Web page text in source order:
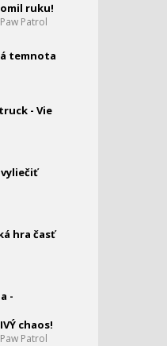
Force -
potápa!
Force
truck - Vie
ruku!
Patrol
temnota
- Vie
vyliečiť
hra časť
-
chaos!
Patrol